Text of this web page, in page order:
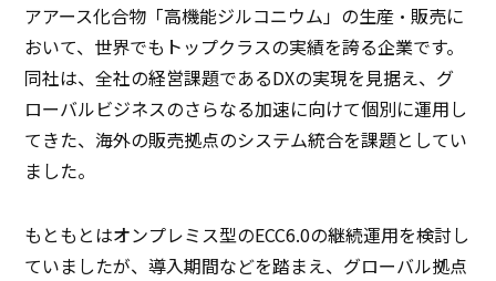
アアース化合物「高機能ジルコニウム」の生産・販売に
おいて、世界でもトップクラスの実績を誇る企業です。
同社は、全社の経営課題であるDXの実現を見据え、グ
ローバルビジネスのさらなる加速に向けて個別に運用し
てきた、海外の販売拠点のシステム統合を課題としてい
ました。
もともとはオンプレミス型のECC6.0の継続運用を検討し
ていましたが、導入期間などを踏まえ、グローバル拠点